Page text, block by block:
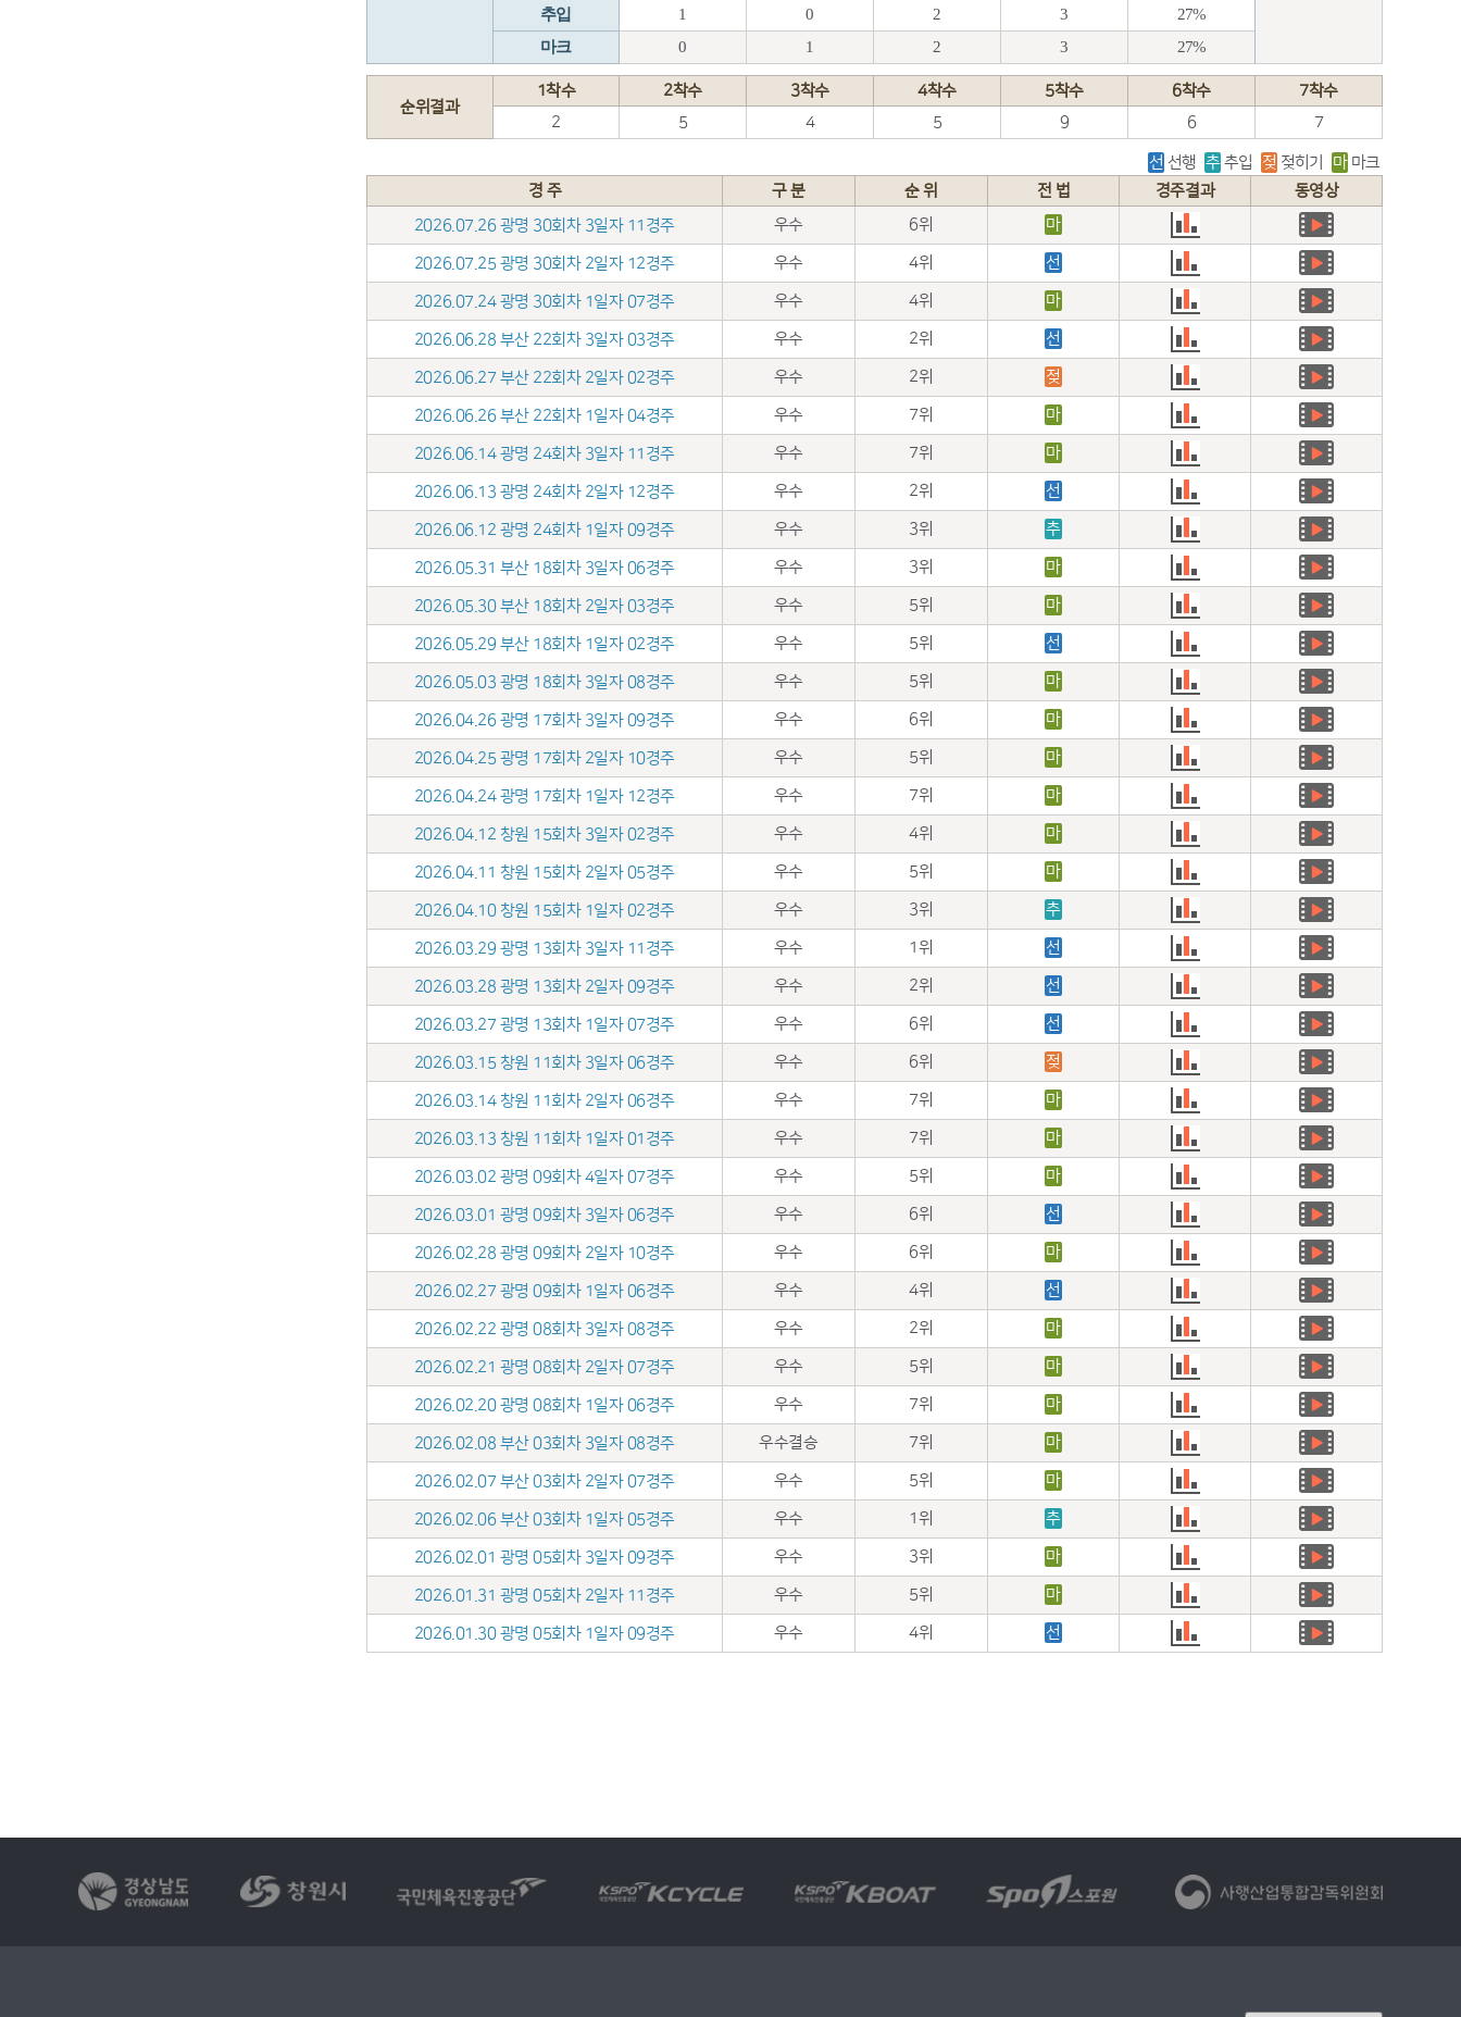
추입
1 0 2 3
27%
마크
0 1 2 3 27%
순위결과
1착수 2착수 3착수 4착수 5착수 6착수
7착수
2
5 4 5 9 6 7
선 선행 추 추입 젖 젖히기 마 마크
경 주
구 분 순 위 전 법 경주결과
동영상
2026.07.26 광명 30회차 3일자 11경주
우수 6위 마
2026.07.25 광명 30회차 2일자 12경주 우수 4위 선
2026.07.24 광명 30회차 1일자 07경주 우수 4위 마
2026.06.28 부산 22회차 3일자 03경주 우수 2위 선
2026.06.27 부산 22회차 2일자 02경주 우수 2위 젖
2026.06.26 부산 22회차 1일자 04경주 우수 7위 마
2026.06.14 광명 24회차 3일자 11경주 우수 7위 마
2026.06.13 광명 24회차 2일자 12경주 우수 2위 선
2026.06.12 광명 24회차 1일자 09경주 우수 3위 추
2026.05.31 부산 18회차 3일자 06경주 우수 3위 마
2026.05.30 부산 18회차 2일자 03경주 우수 5위 마
2026.05.29 부산 18회차 1일자 02경주 우수 5위 선
2026.05.03 광명 18회차 3일자 08경주 우수 5위 마
2026.04.26 광명 17회차 3일자 09경주 우수 6위 마
2026.04.25 광명 17회차 2일자 10경주 우수 5위 마
2026.04.24 광명 17회차 1일자 12경주 우수 7위 마
2026.04.12 창원 15회차 3일자 02경주 우수 4위 마
2026.04.11 창원 15회차 2일자 05경주 우수 5위 마
2026.04.10 창원 15회차 1일자 02경주 우수 3위 추
2026.03.29 광명 13회차 3일자 11경주 우수 1위 선
2026.03.28 광명 13회차 2일자 09경주 우수 2위 선
2026.03.27 광명 13회차 1일자 07경주 우수 6위 선
2026.03.15 창원 11회차 3일자 06경주 우수 6위 젖
2026.03.14 창원 11회차 2일자 06경주 우수 7위 마
2026.03.13 창원 11회차 1일자 01경주 우수 7위 마
2026.03.02 광명 09회차 4일자 07경주 우수 5위 마
2026.03.01 광명 09회차 3일자 06경주 우수 6위 선
2026.02.28 광명 09회차 2일자 10경주 우수 6위 마
2026.02.27 광명 09회차 1일자 06경주 우수 4위 선
2026.02.22 광명 08회차 3일자 08경주 우수 2위 마
2026.02.21 광명 08회차 2일자 07경주 우수 5위 마
2026.02.20 광명 08회차 1일자 06경주 우수 7위 마
2026.02.08 부산 03회차 3일자 08경주 우수결승 7위 마
2026.02.07 부산 03회차 2일자 07경주 우수 5위 마
2026.02.06 부산 03회차 1일자 05경주 우수 1위 추
2026.02.01 광명 05회차 3일자 09경주 우수 3위 마
2026.01.31 광명 05회차 2일자 11경주 우수 5위 마
2026.01.30 광명 05회차 1일자 09경주 우수 4위 선